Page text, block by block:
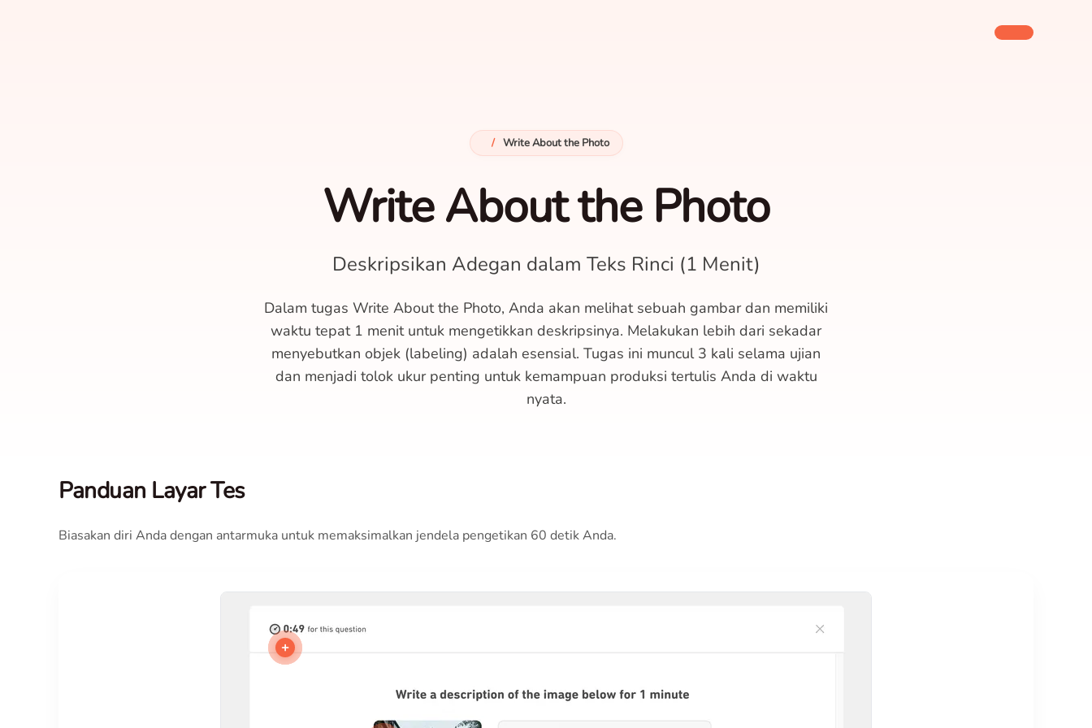
/ Write About the Photo
Write About the Photo
Deskripsikan Adegan dalam Teks Rinci (1 Menit)
Dalam tugas Write About the Photo, Anda akan melihat sebuah gambar dan memiliki
waktu tepat 1 menit untuk mengetikkan deskripsinya. Melakukan lebih dari sekadar
menyebutkan objek (labeling) adalah esensial. Tugas ini muncul 3 kali selama ujian
dan menjadi tolok ukur penting untuk kemampuan produksi tertulis Anda di waktu
nyata.
Panduan Layar Tes
Biasakan diri Anda dengan antarmuka untuk memaksimalkan jendela pengetikan 60 detik Anda.
+